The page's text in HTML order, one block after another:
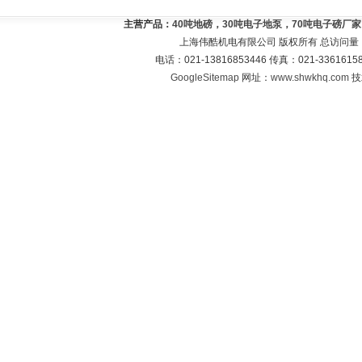
主营产品： 40吨地磅，30吨电子地泵，70吨电子磅厂
上海伟酷机电有限公司 版权所有 总访问量
电话：021-13816853446 传真：021-
GoogleSitemap 网址：www.shwkhq.com